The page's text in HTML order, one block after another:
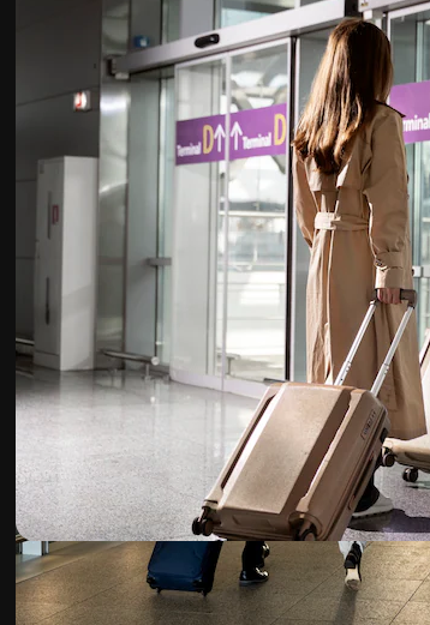
Modelos de vídeos
A plataforma criativa para você direcionar
seu melhor trabalho. Mais de 1 milhão de
assinantes entre criativos, empresas,
agências e estúdios.
Copyright © 2010- 2026Freepik Company S.L.U.